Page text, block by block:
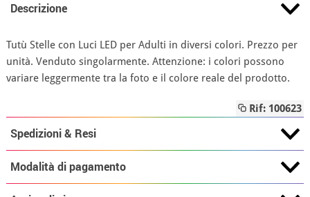
Descrizione
Tutù Stelle con Luci LED per Adulti in diversi colori. Prezzo per
unità. Venduto singolarmente. Attenzione: i colori possono
variare leggermente tra la foto e il colore reale del prodotto.
Rif: 100623
Spedizioni & Resi
Modalità di pagamento